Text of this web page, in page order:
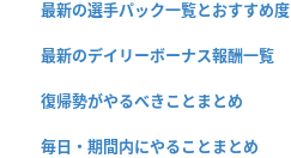
最新の選手パック一覧とおすすめ度
最新のデイリーボーナス報酬一覧
復帰勢がやるべきことまとめ
毎日・期間内にやることまとめ